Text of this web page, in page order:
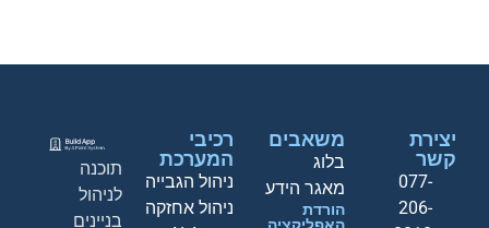
תוכנה
לניהול
בניינים
רכיבי
המערכת
ניהול הגבייה
ניהול אחזקה
משאבים
בלוג
מאגר הידע
הורדת
יצירת
קשר
077-
206-